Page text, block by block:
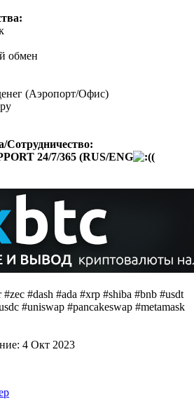
обмен
(Аэропорт/Офис)
Сотрудничество:
24/7/365 (RUS/ENG (
#dash #ada #xrp #shiba #bnb #usdt
#uniswap #pancakeswap #metamask
4 Окт 2023